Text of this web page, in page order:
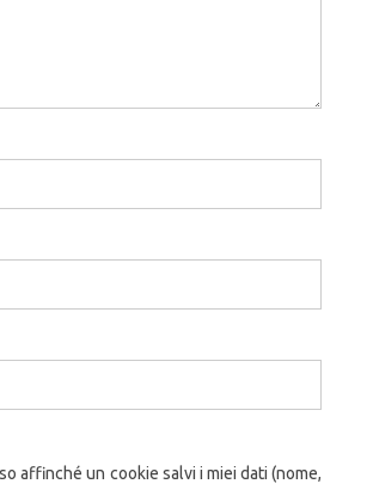
affinché un cookie salvi i miei dati (nome,